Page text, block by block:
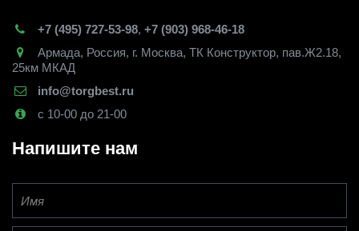
+7 (495) 727-53-98, +7 (903) 968-46-18
Армада, Россия, г. Москва, ТК Конструктор, пав.Ж2.18,
25км МКАД
info@torgbest.ru
с 10-00 до 21-00
Напишите нам